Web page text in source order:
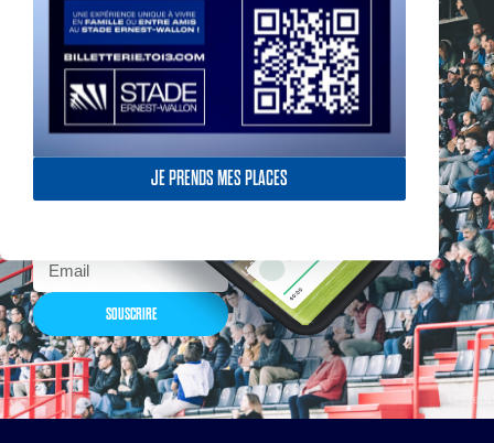
JE PRENDS MES PLACES
Actualités, nouveautés,
exceptionnelles dans la
boutique officielles & chez
nos partenaires… Inscrivez-
SOUSCRIRE